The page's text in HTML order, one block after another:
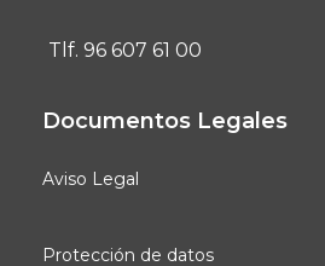
Tlf. 96 607 61 00
Documentos Legales
Aviso Legal
Protección de datos